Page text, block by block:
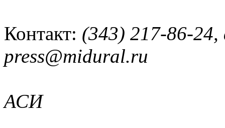
Контакт: (343) 217-86-
press@midural.ru
АСИ